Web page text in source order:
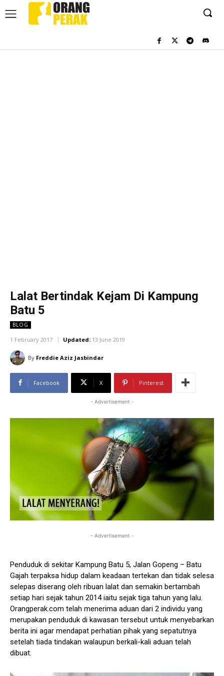
Lalat Bertindak Kejam Di Kampung
Batu 5
BLOG
1 February 2017 Updated: 13 June 2019
By Freddie Aziz Jasbindar
Facebook X Pinterest
- Advertisement -
- Advertisement -
Penduduk di sekitar Kampung Batu 5, Jalan Gopeng – Batu
Gajah terpaksa hidup dalam keadaan tertekan dan tidak selesa
selepas diserang oleh ribuan lalat dan semakin bertambah
setiap hari sejak tahun 2014 iaitu sejak tiga tahun yang lalu.
Orangperak.com telah menerima aduan dari 2 individu yang
merupakan penduduk di kawasan tersebut untuk menyebarkan
berita ini agar mendapat perhatian pihak yang sepatutnya
setelah tiada tindakan walaupun berkali-kali aduan telah
dibuat.